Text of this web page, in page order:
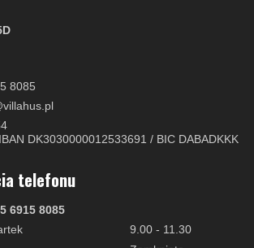
8085
DK3030000012533691 / BIC DABADKKK
telefonu
6915 8085
9.00 - 11.30